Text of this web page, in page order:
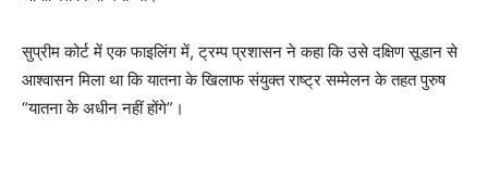
सुप्रीम कोर्ट में एक फाइलिंग में, ट्रम्प प्रशासन ने कहा कि उसे दक्षिण सूडान से
आश्वासन मिला था कि यातना के खिलाफ संयुक्त राष्ट्र सम्मेलन के तहत पुरुष
“यातना के अधीन नहीं होंगे”।